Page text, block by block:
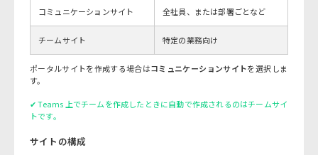
コミュニケーションサイト 全社員、または部署ごとなど
チームサイト 特定の業務向け
ポータルサイトを作成する場合はコミュニケーションサイトを選択しま
す。
✔ Teams 上でチームを作成したときに自動で作成されるのはチームサイ
トです。
サイトの構成